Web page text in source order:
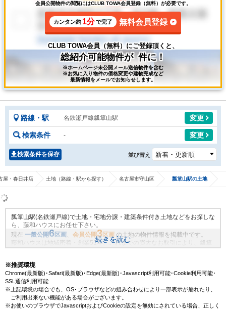
会員公開物件の閲覧にはCLUB TOWA会員登録（無料）が必要です。
カンタン約 1分 で完了 無料会員登録
CLUB TOWA会員（無料）にご登録頂くと、
総紹介可能物件が 件に！
※ホームページ未公開メール送信物件を含む
※お気に入り物件の価格変更や建物完成など
最新情報をメールでお知らせします。
路線・駅 名鉄瀬戸線瓢箪山駅 変更
検索条件 - 変更
検索条件を保存 並び替え
屋・春日井店 土地（路線・駅から探す） 名古屋市守山区 瓢箪山駅の土地
瓢箪山駅(名鉄瀬戸線)で土地・宅地分譲・建築条件付き土地などをお探しな
ら、藤和ハウスにお任せ下さい。
現在 一般公開6区画 会員公開3区画 の土地の物件情報を掲載中です。
藤和ハウスは地域密着・創業51年、これまでの膨大なお取引により、瓢箪
山駅(名鉄瀬戸線)の新規物件情報や、未公開不動産物件情報も沢山ございま
続きを読む
※推奨環境
Chrome(最新版)･Safari(最新版)･Edge(最新版)･Javascript利用可能･Cookie利用可能･
SSL通信利用可能
※上記環境の場合でも、OS･ブラウザなどの組み合わせにより一部表示が崩れたり、
ご利用出来ない機能がある場合がございます。
※お使いのブラウザでJavascriptおよびCookieの設定を無効にされている場合、正しく